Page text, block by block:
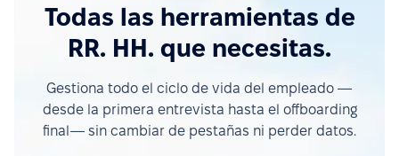
Todas las herramientas de
RR. HH. que necesitas.
Gestiona todo el ciclo de vida del empleado —
desde la primera entrevista hasta el offboarding
final— sin cambiar de pestañas ni perder datos.